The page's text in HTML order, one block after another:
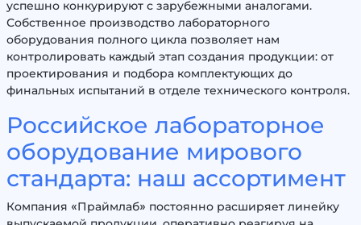
успешно конкурируют с зарубежными аналогами.
Собственное производство лабораторного
оборудования полного цикла позволяет нам
контролировать каждый этап создания продукции: от
проектирования и подбора комплектующих до
финальных испытаний в отделе технического контроля.
Российское лабораторное
оборудование мирового
стандарта: наш ассортимент
Компания «Праймлаб» постоянно расширяет линейку